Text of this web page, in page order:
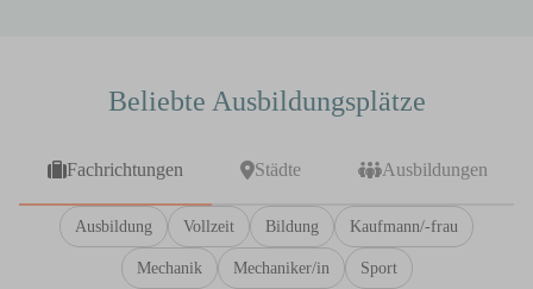
Beliebte Ausbildungsplätze
Fachrichtungen Städte Ausbildungen
Ausbildung Vollzeit Bildung Kaufmann/-frau
Mechanik Mechaniker/in Sport